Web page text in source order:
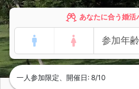
あなたに合う婚活
一人参加限定、開催日: 8/10